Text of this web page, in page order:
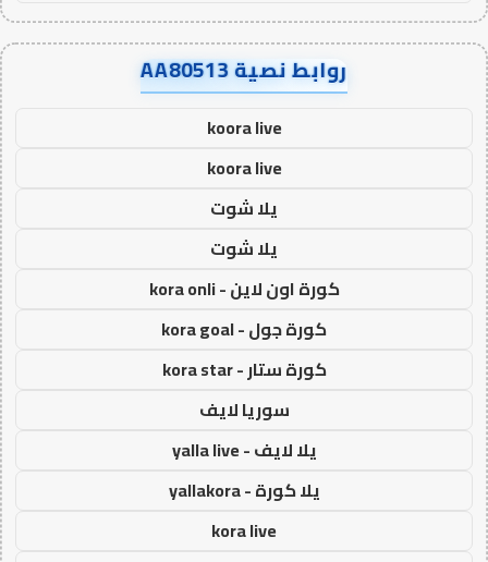
روابط نصية AA80513
koora live
koora live
يلا شوت
يلا شوت
كورة اون لاين - kora onli
كورة جول - kora goal
كورة ستار - kora star
سوريا لايف
يلا لايف - yalla live
يلا كورة - yallakora
kora live